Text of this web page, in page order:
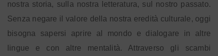
nostra storia, sulla nostra letteratura, sul nostro passato.
Senza negare il valore della nostra eredità culturale, oggi
bisogna sapersi aprire al mondo e dialogare in altre
lingue e con altre mentalità. Attraverso gli scambi